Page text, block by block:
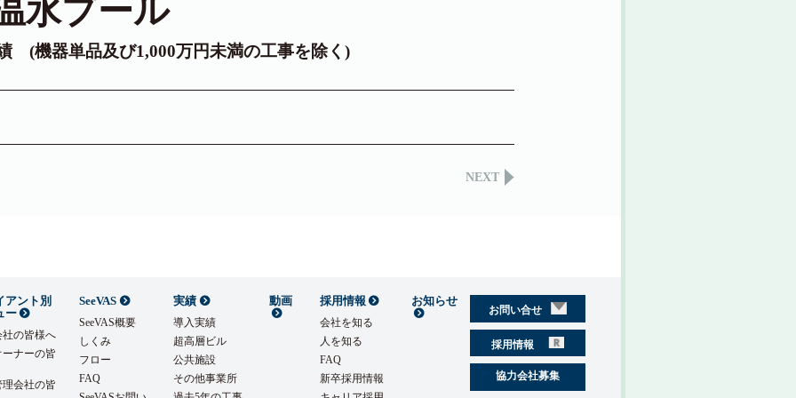
水プール
(機器単品及び1,000万円未満の工事を除く)
NEXT
アント別
ー
社の皆様へ
ーナーの皆
理会社の皆
SeeVAS
SeeVAS概要
しくみ
フロー
FAQ
実績
導入実績
超高層ビル
公共施設
その他事業所
動画 採用情報
会社を知る
人を知る
FAQ
新卒採用情報
お知らせ
お問い合せ
採用情報
協力会社募集